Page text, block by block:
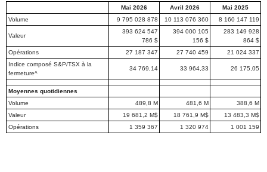
Mai 2026 Avril 2026
Mai 2025
Volume
9 795 028 878 10 113 076 360 8 160 147 119
Valeur
393 624 547
786 $
394 000 105
156 $
283 149 928
864 $
Opérations
27 187 347 27 740 459
21 024 337
Indice composé S&P/TSX à la
fermeture^
34 769,14 33 964,33 26 175,05
Moyennes quotidiennes
Volume
489,8 M 481,6 M
388,6 M
Valeur
19 681,2 M$ 18 761,9 M$
13 483,3 M$
Opérations
1 359 367 1 320 974 1 001 159